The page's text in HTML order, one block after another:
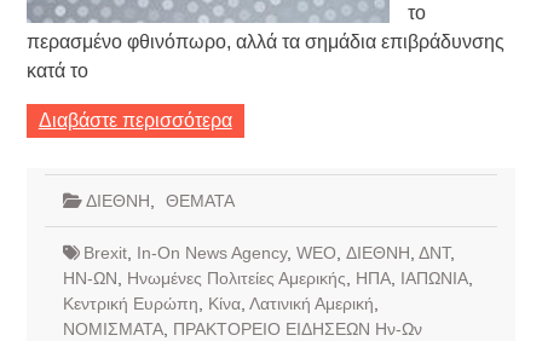
το
περασμένο φθινόπωρο, αλλά τα σημάδια επιβράδυνσης
κατά το
Διαβάστε περισσότερα
ΔΙΕΘΝΗ ΘΕΜΑΤΑ
Brexit, In-On News Agency, WEO ΔΙΕΘΝΗ ΔΝΤ,
ΗΝ-ΩΝ
Ηνωμένες Πολιτείες Αμερικής ΗΠΑ, ΙΑΠΩΝΙΑ,
Κεντρική Ευρώπη
Κίνα, Λατινική Αμερική
ΝΟΜΙΣΜΑΤΑ, ΠΡΑΚΤΟΡΕΙΟ ΕΙΔΗΣΕΩΝ Ην-Ων